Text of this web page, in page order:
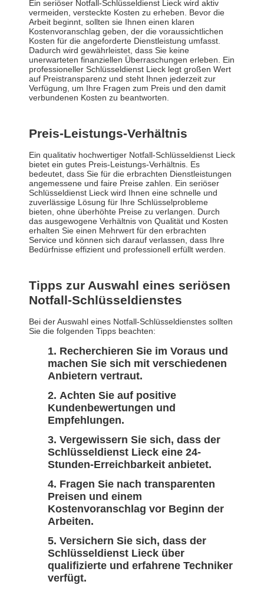
Ein seriöser Notfall-Schlüsseldienst Lieck wird aktiv
vermeiden, versteckte Kosten zu erheben. Bevor die
Arbeit beginnt, sollten sie Ihnen einen klaren
Kostenvoranschlag geben, der die voraussichtlichen
Kosten für die angeforderte Dienstleistung umfasst.
Dadurch wird gewährleistet, dass Sie keine
unerwarteten finanziellen Überraschungen erleben. Ein
professioneller Schlüsseldienst Lieck legt großen Wert
auf Preistransparenz und steht Ihnen jederzeit zur
Verfügung, um Ihre Fragen zum Preis und den damit
verbundenen Kosten zu beantworten.
Preis-Leistungs-Verhältnis
Ein qualitativ hochwertiger Notfall-Schlüsseldienst Lieck
bietet ein gutes Preis-Leistungs-Verhältnis. Es
bedeutet, dass Sie für die erbrachten Dienstleistungen
angemessene und faire Preise zahlen. Ein seriöser
Schlüsseldienst Lieck wird Ihnen eine schnelle und
zuverlässige Lösung für Ihre Schlüsselprobleme
bieten, ohne überhöhte Preise zu verlangen. Durch
das ausgewogene Verhältnis von Qualität und Kosten
erhalten Sie einen Mehrwert für den erbrachten
Service und können sich darauf verlassen, dass Ihre
Bedürfnisse effizient und professionell erfüllt werden.
Tipps zur Auswahl eines seriösen
Notfall-Schlüsseldienstes
Bei der Auswahl eines Notfall-Schlüsseldienstes sollten
Sie die folgenden Tipps beachten:
Recherchieren Sie im Voraus und
machen Sie sich mit verschiedenen
Anbietern vertraut.
Achten Sie auf positive
Kundenbewertungen und
Empfehlungen.
Vergewissern Sie sich, dass der
Schlüsseldienst Lieck eine 24-
Stunden-Erreichbarkeit anbietet.
Fragen Sie nach transparenten
Preisen und einem
Kostenvoranschlag vor Beginn der
Arbeiten.
Versichern Sie sich, dass der
Schlüsseldienst Lieck über
qualifizierte und erfahrene Techniker
verfügt.